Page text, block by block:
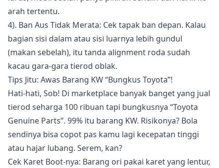
arah tertentu.
4). Ban Aus Tidak Merata: Cek tapak ban depan. Kalau
bagian sisi dalam atau sisi luarnya lebih gundul
(makan sebelah), itu tanda alignment roda sudah
kacau gara-gara tierod oblak.
Tips Jitu: Awas Barang KW “Bungkus Toyota”!
Hati-hati, Sob! Di marketplace banyak banget yang jual
tierod seharga 100 ribuan tapi bungkusnya “Toyota
Genuine Parts”. 99% itu barang KW. Risikonya? Bola
sendinya bisa copot pas kamu lagi kecepatan tinggi
atau hajar lubang. Serem, kan?
Cek Karet Boot-nya: Barang ori pakai karet yang lentur,